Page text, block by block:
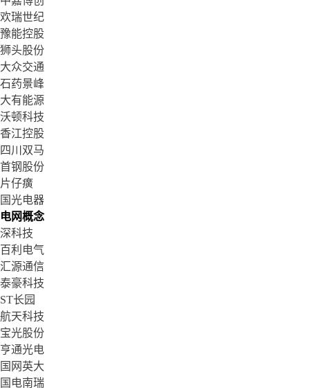
欢瑞世纪
豫能控股
狮头股份
大众交通
石药景峰
大有能源
沃顿科技
香江控股
四川双马
首钢股份
片仔癀
国光电器
电网概念
深科技
百利电气
汇源通信
泰豪科技
ST长园
航天科技
宝光股份
亨通光电
国网英大
国电南瑞